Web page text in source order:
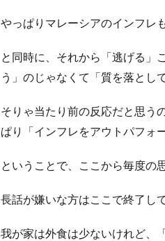
やっぱりマレーシアのインフレ
と同時に、それから「逃げる」
う」のじゃなくて「質を落とし
そりゃ当たり前の反応だと思う
ぱり「インフレをアウトパフォ
ということで、ここから毎度の
長話が嫌いな方はここで終了し
我が家は外食は少ないけれど、